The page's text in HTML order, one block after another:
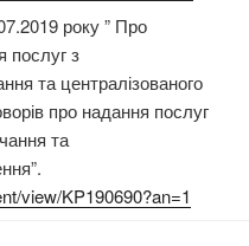
року ” Про
послуг з
та централізованого
про надання послуг
та
view/KP190690?an=1